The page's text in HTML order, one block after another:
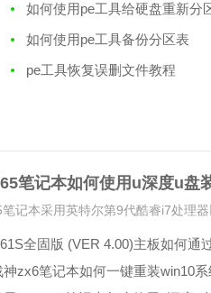
如何使用pe工具给硬盘重新分
如何使用pe工具备份分区表
pe工具恢复误删文件教程
笔记本如何使用u深度u盘
记本采用英特尔第9代酷睿i7处理器
全固版 (VER 4.00)主板如何通
神zx6笔记本如何一键重装win10系